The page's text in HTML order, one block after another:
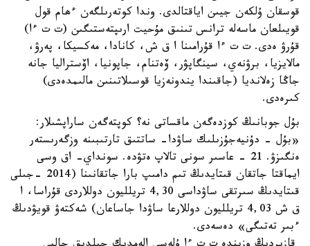
قوسقان ۇلكەن جيىن اياقتالدى. وندا كوتەرىلگەن ءھام قول
قويىلعان ماسەلە ترانس تىنىق مۇحيت ارىپتەستىگىن (ت ت ءا)
قۇرۋ ەدى. ت ت ءا قۇرامىنا ا ق ش، كانادا، مەكسيكا، پەرۋ،
مالايزيا، برۋنەي، سينگاپۋر، ۆەتنام، جاپونيا، اۆستراليا جانە
جاڭا زەلانديا (جاقىندا يندونەزيا قوسىلاتىنىن مالىمدەدى)
كىرەدى.
بۇل جوبانىڭ كوزدەگەن ماقساتى نە؟ كوپتەگەن ساراپشىلار:
«بۇل - دۇنيەجۇزىلىك ساۋدا- ساتتىق تارتىبىنە وزگەرىستەر
ەنگىزۋ. 21 - عاسىر سونى تالاپ ەتۋدە. سونداي- اق وسى
ايماقتا جاتقان قىتايدىڭ تىم دامىپ بارا جاتقانىنا (2014 -جىلى
قىتايدىڭ سىرتقى ساۋداسى 4,30 تريلليون دوللاردى قۇراسا، ا
ق ش 4,03 تريلليون دوللارعا ساۋدا جاساعان) شەكتەۋ قويۋدىڭ
ءبىر تەتىگى» دەسەدى.